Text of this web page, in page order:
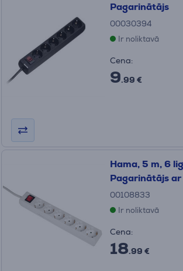
Pagarinātājs
00030394
Ir noliktavā
Cena:
9.99 €
Hama, 5 m, 6
Pagarinātājs ar
00108833
Ir noliktavā
Cena:
18.99 €